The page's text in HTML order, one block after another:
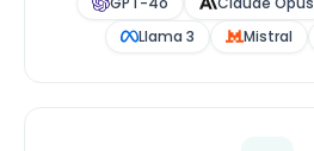
Llama 3
Mistral